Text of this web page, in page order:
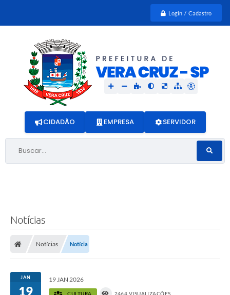
Login / Cadastro
Buscar...
CIDADÃO EMPRESA SERVIDOR
Notícias
Notícias Notícia
JAN
19
19 JAN 2026
CULTURA 2464 VISUALIZAÇÕES